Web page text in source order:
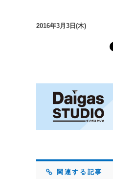
2016年3月3日(木)
関連する記事